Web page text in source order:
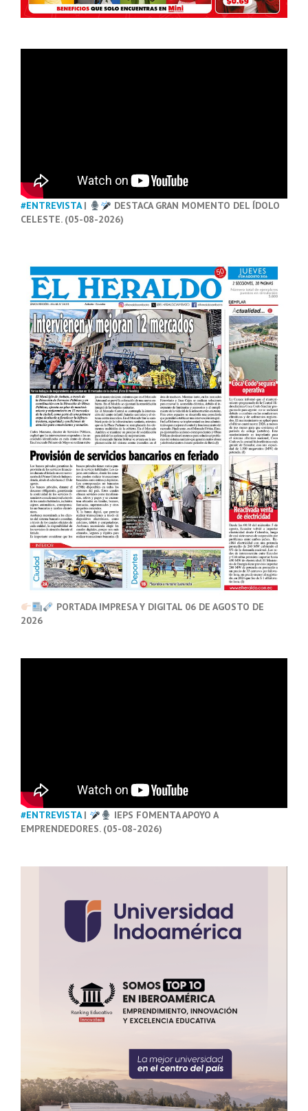
#ENTREVISTA|
DESTACA GRAN MOMENTO DEL ÍDOLO
CELESTE. (05-08-2026)
PORTADA IMPRESA Y DIGITAL 06 DE AGOSTO DE
2026
#ENTREVISTA|
IEPS FOMENTA APOYO A
EMPRENDEDORES. (05-08-2026)